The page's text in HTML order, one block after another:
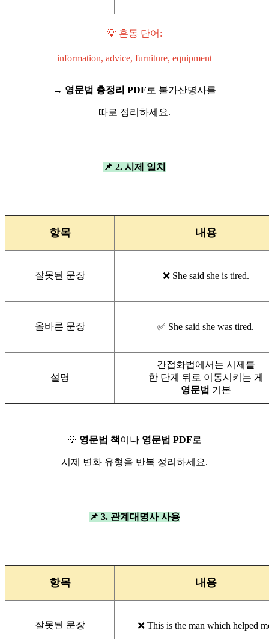
💡 혼동 단어:
information, advice, furniture, equipment
→ 영문법 총정리 PDF로 불가산명사를
따로 정리하세요.
📌 2. 시제 일치
항목 내용
잘못된 문장 ❌ She said she is tired.
올바른 문장 ✅ She said she was tired.
설명
간접화법에서는 시제를
한 단계 뒤로 이동시키는 게
영문법 기본
💡 영문법 책이나 영문법 PDF로
시제 변화 유형을 반복 정리하세요.
📌 3. 관계대명사 사용
항목 내용
잘못된 문장 ❌ This is the man which helped